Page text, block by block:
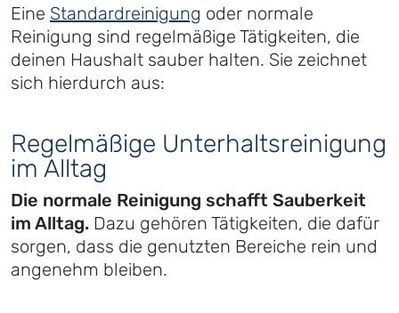
Eine Standardreinigung oder normale
Reinigung sind regelmäßige Tätigkeiten, die
deinen Haushalt sauber halten. Sie zeichnet
sich hierdurch aus:
Regelmäßige Unterhaltsreinigung
im Alltag
Die normale Reinigung schafft Sauberkeit
im Alltag. Dazu gehören Tätigkeiten, die dafür
sorgen, dass die genutzten Bereiche rein und
angenehm bleiben.